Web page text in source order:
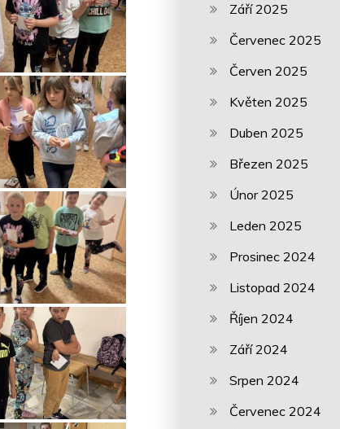
Září 2025
Červenec 2025
Červen 2025
Květen 2025
Duben 2025
Březen 2025
Únor 2025
Leden 2025
Prosinec 2024
Listopad 2024
Říjen 2024
Září 2024
Srpen 2024
Červenec 2024